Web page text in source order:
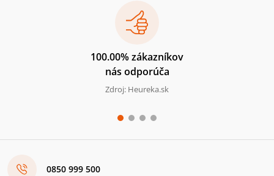
100.00% zákazníkov
nás odporúča
Zdroj: Heureka.sk
0850 999 500